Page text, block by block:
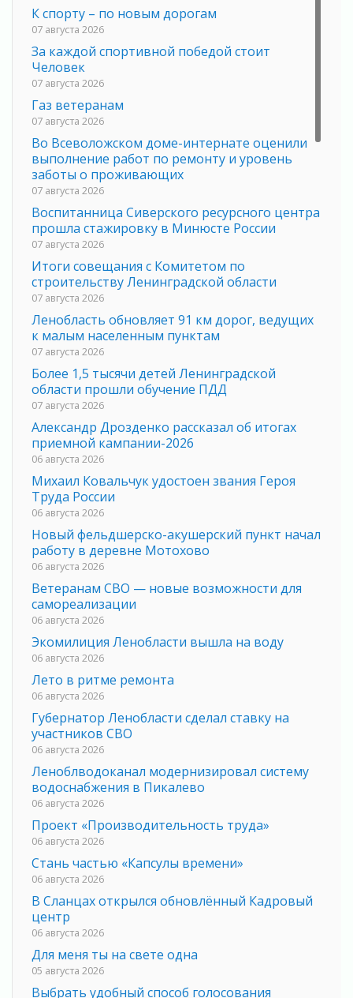
К спорту – по новым дорогам
07 августа 2026
За каждой спортивной победой стоит
Человек
07 августа 2026
Газ ветеранам
07 августа 2026
Во Всеволожском доме-интернате оценили
выполнение работ по ремонту и уровень
заботы о проживающих
07 августа 2026
Воспитанница Сиверского ресурсного центра
прошла стажировку в Минюсте России
07 августа 2026
Итоги совещания с Комитетом по
строительству Ленинградской области
07 августа 2026
Ленобласть обновляет 91 км дорог, ведущих
к малым населенным пунктам
07 августа 2026
Более 1,5 тысячи детей Ленинградской
области прошли обучение ПДД
07 августа 2026
Александр Дрозденко рассказал об итогах
приемной кампании-2026
06 августа 2026
Михаил Ковальчук удостоен звания Героя
Труда России
06 августа 2026
Новый фельдшерско-акушерский пункт начал
работу в деревне Мотохово
06 августа 2026
Ветеранам СВО — новые возможности для
самореализации
06 августа 2026
Экомилиция Ленобласти вышла на воду
06 августа 2026
Лето в ритме ремонта
06 августа 2026
Губернатор Ленобласти сделал ставку на
участников СВО
06 августа 2026
Леноблводоканал модернизировал систему
водоснабжения в Пикалево
06 августа 2026
Проект «Производительность труда»
06 августа 2026
Стань частью «Капсулы времени»
06 августа 2026
В Сланцах открылся обновлённый Кадровый
центр
06 августа 2026
Для меня ты на свете одна
05 августа 2026
Выбрать удобный способ голосования